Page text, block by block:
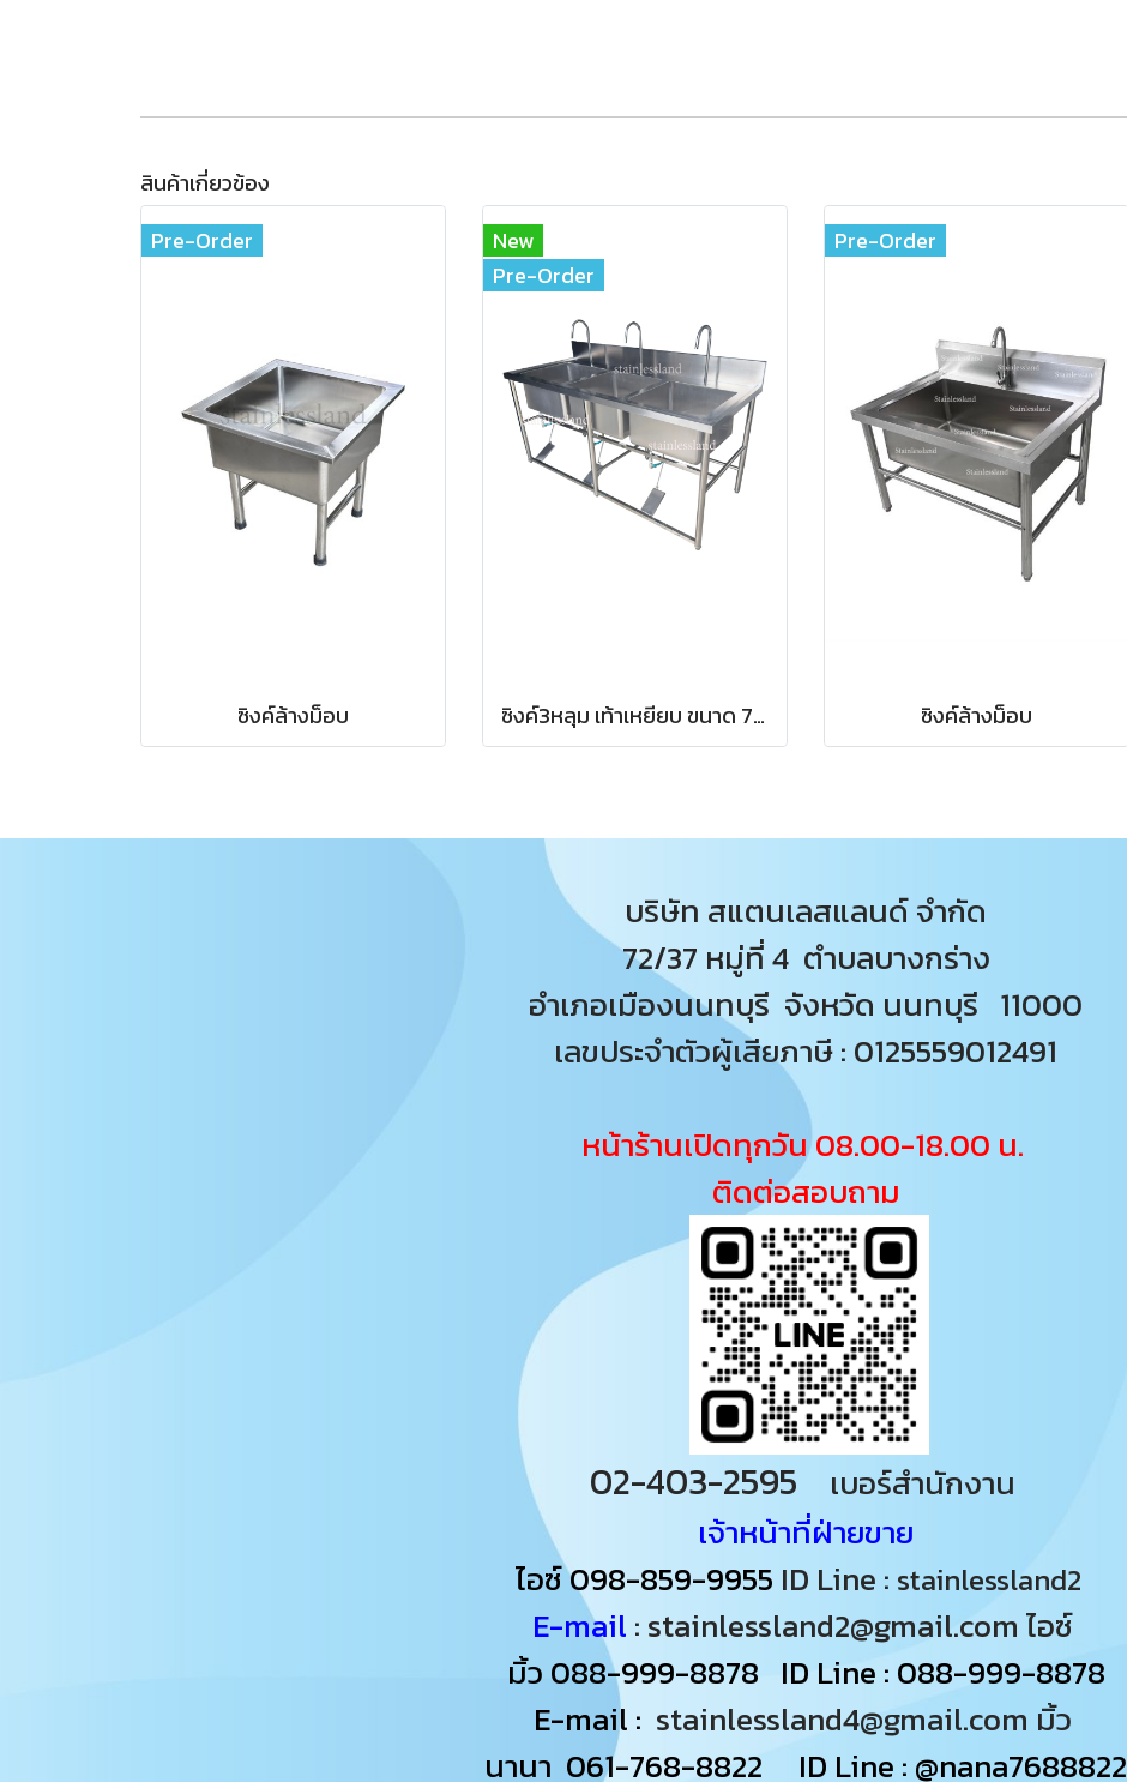
สินค้าเกี่ยวข้อง
Pre-Order
ซิงค์ล้างม็อบ
New
Pre-Order
ซิงค์3หลุม เท้าเหยียบ ขนาด 70x180x80ซม.
Pre-Order
ซิงค์ล้างม็อบ
บริษัท สแตนเลสแลนด์ จำกัด
72/37 หมู่ที่ 4 ตำบลบางกร่าง
อำเภอเมืองนนทบุรี จังหวัด นนทบุรี 11000
เลขประจำตัวผู้เสียภาษี : 0125559012491
หน้าร้านเปิดทุกวัน 08.00-18.00 น.
ติดต่อสอบถาม
02-403-2595
เบอร์สำนักงาน
เจ้าหน้าที่ฝ่ายขาย
ไอซ์098-859-9955 ID Line : stainlessland2
E-mail : stainlessland2@gmail.com ไอซ์
มิ้ว 088-999-8878 ID Line : 088-999-8878
E-mail : stainlessland4@gmail.com มิ้ว
นานา 061-768-8822 ID Line : @nana7688822